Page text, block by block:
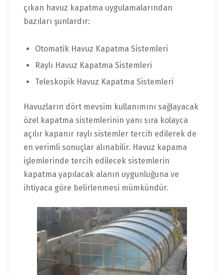
çıkan havuz kapatma uygulamalarından
bazıları şunlardır:
Otomatik Havuz Kapatma Sistemleri
Raylı Havuz Kapatma Sistemleri
Teleskopik Havuz Kapatma Sistemleri
Havuzların dört mevsim kullanımını sağlayacak
özel kapatma sistemlerinin yanı sıra kolayca
açılır kapanır raylı sistemler tercih edilerek de
en verimli sonuçlar alınabilir. Havuz kapama
işlemlerinde tercih edilecek sistemlerin
kapatma yapılacak alanın uygunluğuna ve
ihtiyaca göre belirlenmesi mümkündür.